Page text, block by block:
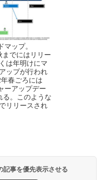
ップ。
でにはリリー
は年明けにマ
ップが行われ
春ごろには
ーアップデー
る。このような
リリースされ
記事を優先表示させる